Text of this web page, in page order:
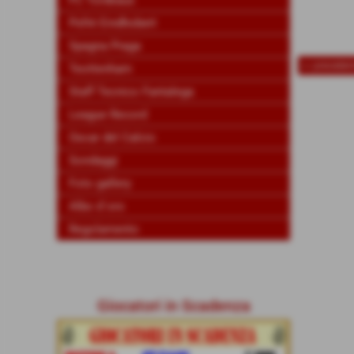
Psfrè Eindhobert
Spagna Praga
Teottenham
Staff Tecnico Fantalega
League Record
Oscar del Calcio
Sondaggi
Foto gallery
Albo d´oro
Regolamento
Giocatori in Scadenza